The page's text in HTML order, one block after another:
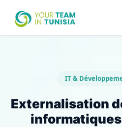
IT &
Externalisation